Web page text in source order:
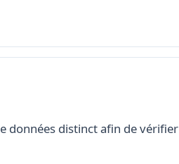
données distinct afin de vérifier